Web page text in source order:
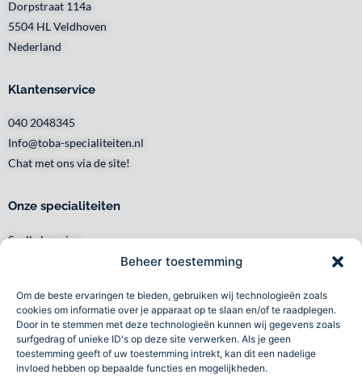
Beheer toestemming
Om de beste ervaringen te bieden, gebruiken wij technologieën zoals
cookies om informatie over je apparaat op te slaan en/of te raadplegen.
Door in te stemmen met deze technologieën kunnen wij gegevens zoals
surfgedrag of unieke ID's op deze site verwerken. Als je geen
toestemming geeft of uw toestemming intrekt, kan dit een nadelige
invloed hebben op bepaalde functies en mogelijkheden.
Dorpstraat 114a
5504 HL Veldhoven
Nederland
Klantenservice
040 2048345
Info@toba-specialiteiten.nl
Chat met ons via de site!
Onze specialiteiten
Snelle levering
Waar en wanneer u het wilt
Persoonlijk en lokaal
Duurzaam
Betrouwbaar